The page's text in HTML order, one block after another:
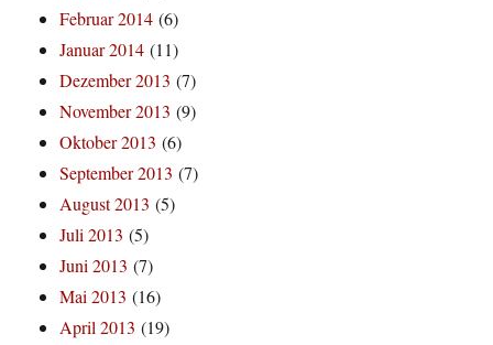
Februar 2014 (6)
Januar 2014 (11)
Dezember 2013 (7)
November 2013 (9)
Oktober 2013 (6)
September 2013 (7)
August 2013 (5)
Juli 2013 (5)
Juni 2013 (7)
Mai 2013 (16)
April 2013 (19)